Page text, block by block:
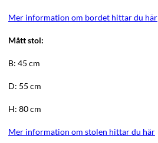
Mer information om bordet hittar du här
Mått stol:
B: 45 cm
D: 55 cm
H: 80 cm
Mer information om stolen hittar du här